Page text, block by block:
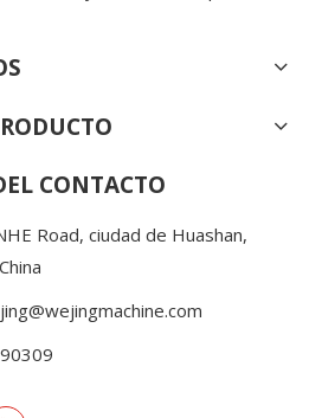
CONTACTO
Road, ciudad de Huashan,